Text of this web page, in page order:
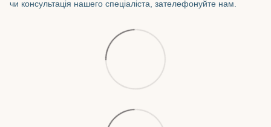
чи консультація нашего спеціаліста, зателефонуйте нам.